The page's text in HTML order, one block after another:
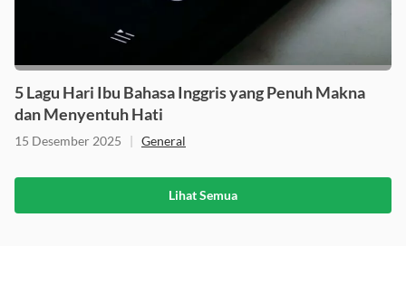
5 Lagu Hari Ibu Bahasa Inggris yang Penuh Makna
dan Menyentuh Hati
15 Desember 2025 | General
Lihat Semua